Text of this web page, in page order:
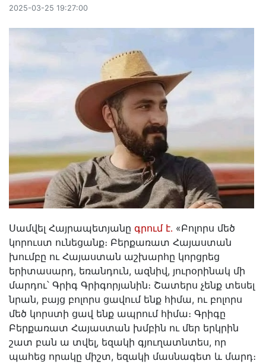
2025-03-25 19:27:00
Սամվել Հայրապետյանը գրում է․ «Բոլորս մեծ
կորուստ ունեցանք։ Բերքառատ Հայաստան
խումբը ու Հայաստան աշխարհը կորցրեց
երիտասարդ, եռանդուն, ազնիվ, յուրօրինակ մի
մարդու՝ Գրիգ Գրիգորյանին։ Շատերս չենք տեսել
նրան, բայց բոլորս ցավում ենք հիմա, ու բոլորս
մեծ կորստի ցավ ենք ապրում հիմա։ Գրիգը
Բերքառատ Հայաստան խմբին ու մեր երկրին
շատ բան ա տվել, եզակի գյուղատնտես, որ
պահեց որակը միշտ, եզակի մասնագետ և մարդ։